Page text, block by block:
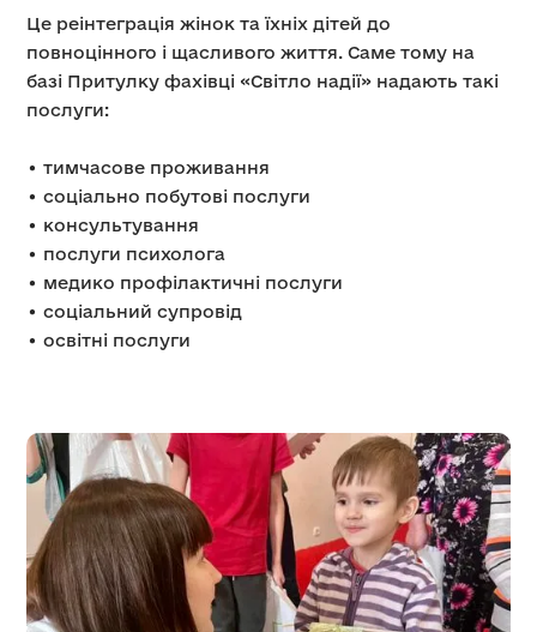
Це реінтеграція жінок та їхніх дітей до
повноцінного і щасливого життя. Саме тому на
базі Притулку фахівці «Світло надії» надають такі
послуги:
• тимчасове проживання
• соціально побутові послуги
• консультування
• послуги психолога
• медико профілактичні послуги
• соціальний супровід
• освітні послуги